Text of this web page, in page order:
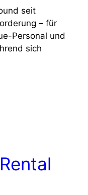
seit
– für
Personal und
sich